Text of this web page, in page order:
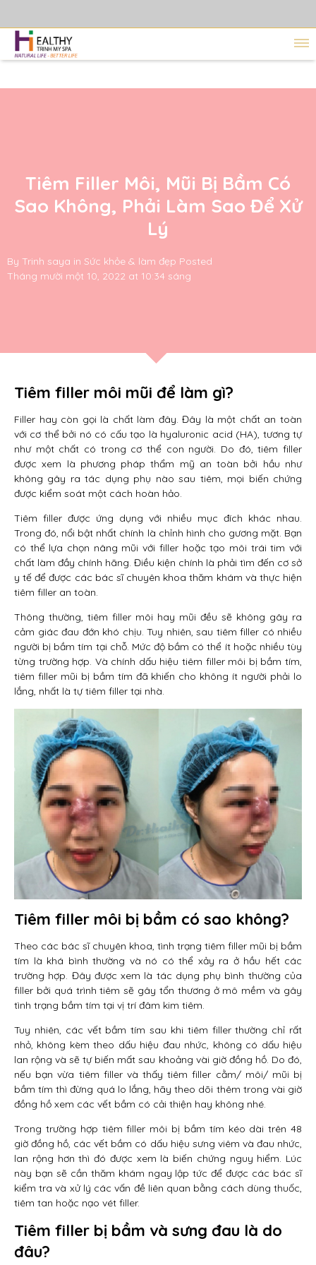
Tiêm Filler Môi, Mũi Bị Bầm Có
Sao Không, Phải Làm Sao Để Xử
Lý
By Trinh saya in Sức khỏe & làm đẹp Posted
Tháng mười một 10, 2022 at 10:34 sáng
Tiêm filler môi mũi để làm gì?
Filler hay còn gọi là chất làm đây. Đây là một chất an toàn
với cơ thể bởi nó có cấu tạo là hyaluronic acid (HA), tương tự
như một chất có trong cơ thể con người. Do đó, tiêm filler
được xem là phương pháp thẩm mỹ an toàn bởi hầu như
không gây ra tác dụng phụ nào sau tiêm, mọi biến chứng
được kiểm soát một cách hoàn hảo.
Tiêm filler được ứng dụng với nhiều mục đích khác nhau.
Trong đó, nổi bật nhất chính là chỉnh hình cho gương mặt. Bạn
có thể lựa chọn nâng mũi với filler hoặc tạo môi trái tim với
chất làm đầy chính hãng. Điều kiện chính là phải tìm đến cơ sở
y tế để được các bác sĩ chuyên khoa thăm khám và thực hiện
tiêm filler an toàn.
Thông thường, tiêm filler môi hay mũi đều sẽ không gây ra
cảm giác đau đớn khó chịu. Tuy nhiên, sau tiêm filler có nhiều
người bị bầm tím tại chỗ. Mức độ bầm có thể ít hoặc nhiều tùy
từng trường hợp. Và chính dấu hiệu tiêm filler môi bị bầm tím,
tiêm filler mũi bị bầm tím đã khiến cho không ít người phải lo
lắng, nhất là tự tiêm filler tại nhà.
Tiêm filler môi bị bầm có sao không?
Theo các bác sĩ chuyên khoa, tình trạng tiêm filler mũi bị bầm
tím là khá bình thường và nó có thể xảy ra ở hầu hết các
trường hợp. Đây được xem là tác dụng phụ bình thường của
filler bởi quá trình tiêm sẽ gây tổn thương ở mô mềm và gây
tình trạng bầm tím tại vị trí đâm kim tiêm.
Tuy nhiên, các vết bầm tím sau khi tiêm filler thường chỉ rất
nhỏ, không kèm theo dấu hiệu đau nhức, không có dấu hiệu
lan rộng và sẽ tự biến mất sau khoảng vài giờ đồng hồ. Do đó,
nếu bạn vừa tiêm filler và thấy tiêm filler cằm/ môi/ mũi bị
bầm tím thì đừng quá lo lắng, hãy theo dõi thêm trong vài giờ
đồng hồ xem các vết bầm có cải thiện hay không nhé.
Trong trường hợp tiêm filler môi bị bầm tím kéo dài trên 48
giờ đồng hồ, các vết bầm có dấu hiệu sưng viêm và đau nhức,
lan rộng hơn thì đó được xem là biến chứng nguy hiểm. Lúc
này bạn sẽ cần thăm khám ngay lập tức để được các bác sĩ
kiểm tra và xử lý các vấn đề liên quan bằng cách dùng thuốc,
tiêm tan hoặc nạo vét filler.
Tiêm filler bị bầm và sưng đau là do
đâu?